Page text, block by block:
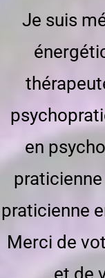
Je suis
en
praticienne
Merci de